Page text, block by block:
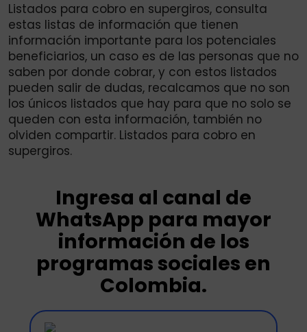
Listados para cobro en supergiros, consulta
estas listas de información que tienen
información importante para los potenciales
beneficiarios, un caso es de las personas que no
saben por donde cobrar, y con estos listados
pueden salir de dudas, recalcamos que no son
los únicos listados que hay para que no solo se
queden con esta información, también no
olviden compartir. Listados para cobro en
supergiros.
Ingresa al canal de
WhatsApp para mayor
información de los
programas sociales en
Colombia.